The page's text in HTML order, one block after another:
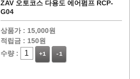
ZAV 오토코스 다용도 에어펌프 RCP-
G04
상품가 : 15,000원
적립금 : 150원
수량 :
+1 -1